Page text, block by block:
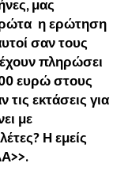
μας
η ερώτηση
σαν τους
πληρώσει
ευρώ στους
εκτάσεις για
με
Η εμείς